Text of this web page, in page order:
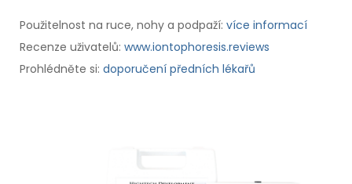
Použitelnost na ruce, nohy a podpaží: více informací
Recenze uživatelů: www.iontophoresis.reviews
Prohlédněte si: doporučení předních lékařů